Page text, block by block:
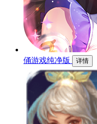
俑游戏纯净版
详情